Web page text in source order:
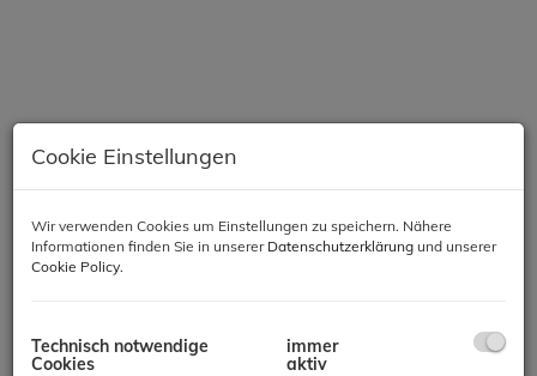
Beschreibung
Bei gegenständlicher Liegenschaft handelt es sich um eine
Cookie Einstellungen
Wir verwenden Cookies um Einstellungen zu speichern. Nähere
Informationen finden Sie in unserer Datenschutzerklärung und unserer
Cookie Policy.
Technisch notwendige
Cookies
immer
aktiv